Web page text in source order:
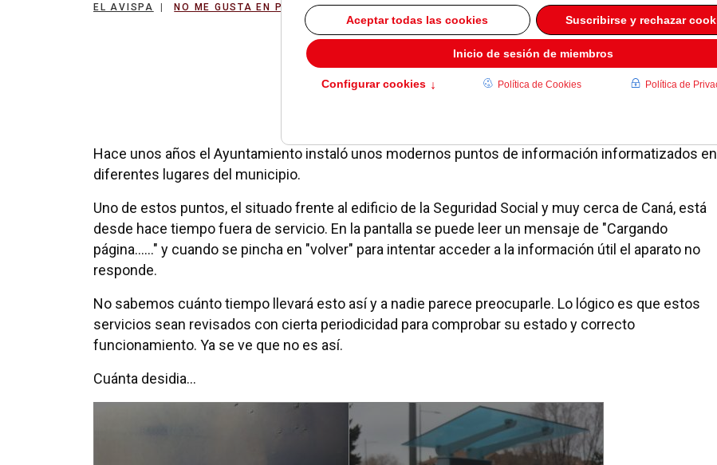
EL AVISPA NO ME GUSTA EN POZUELO 09 FEBRERO 2017
Hace unos años el Ayuntamiento instaló unos modernos puntos de información informatizados en
diferentes lugares del municipio.
Uno de estos puntos, el situado frente al edificio de la Seguridad Social y muy cerca de Caná, está
desde hace tiempo fuera de servicio. En la pantalla se puede leer un mensaje de "Cargando
página......" y cuando se pincha en "volver" para intentar acceder a la información útil el aparato no
responde.
No sabemos cuánto tiempo llevará esto así y a nadie parece preocuparle. Lo lógico es que estos
servicios sean revisados con cierta periodicidad para comprobar su estado y correcto
funcionamiento. Ya se ve que no es así.
Cuánta desidia...